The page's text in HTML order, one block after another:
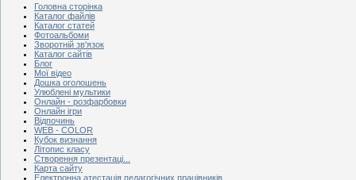
Головна сторінка
Каталог файлів
Каталог статей
Фотоальбоми
Зворотній зв'язок
Каталог сайтів
Блог
Мої відео
Дошка оголошень
Улюблені мультики
Онлайн - розфарбовки
Онлайн ігри
Відпочинь
WEB - COLOR
Кубок визнання
Літопис класу
Створення презентаці...
Карта сайту
Електронна атестація педагогічних працівників